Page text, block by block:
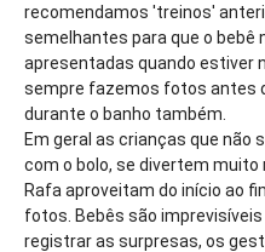
recomendamos 'treinos'
semelhantes para que o
apresentadas quando estiver
sempre fazemos fotos antes
durante o banho também.
Em geral as crianças que
com o bolo, se divertem muito
Rafa aproveitam do início ao
fotos. Bebês são
registrar as surpresas, os